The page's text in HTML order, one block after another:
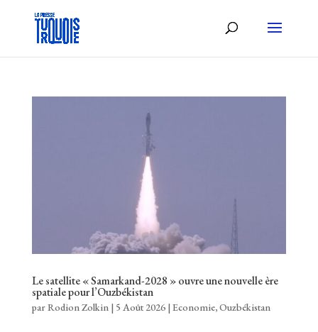
Le satellite « Samarkand-2028 » ouvre une nouvelle ère
spatiale pour l’Ouzbékistan
parRodion Zolkin| 5 Août 2026| Economie,Ouzbékistan